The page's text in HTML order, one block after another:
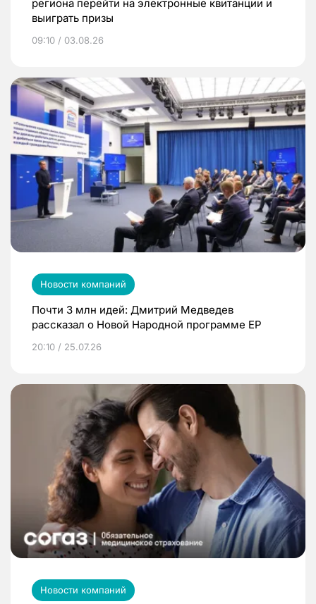
региона перейти на электронные квитанции и
выиграть призы
09:10 / 03.08.26
Новости компаний
Почти 3 млн идей: Дмитрий Медведев
рассказал о Новой Народной программе ЕР
20:10 / 25.07.26
Новости компаний